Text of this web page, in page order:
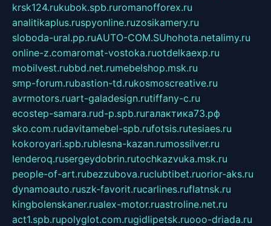
krsk124.rukubok.spb.ruromanofforex.ru
analitikaplus.ruspyonline.ruzosikamery.ru
sloboda-ural.pp.ruAUTO-COM.SUhohota.netalimy.ru
online-z.comaromat-vostoka.ruotdelkaexp.ru
mobilvest.rubbd.net.rumebelshop.msk.ru
smp-forum.rubastion-td.rukosmoscreative.ru
avrmotors.ruart-galadesign.rutiffany-c.ru
ecostep-samara.rud-p.spb.ruгалактика73.рф
sko.com.rudavitamebel-spb.rufotsis.rutesiaes.ru
kokoroyari.spb.rublesna-kazan.rumossilver.ru
lenderoq.rusergeydobrin.rutochkazvuka.msk.ru
people-of-art.rubezzubova.ruclubtibet.ruorior-aks.ru
dynamoauto.ruszk-favorit.rucarlines.ruflatnsk.ru
kingbolenskaner.rualex-motor.ruastroline.net.ru
act1.spb.rupolyglot.com.rugidlipetsk.ruooo-driada.ru